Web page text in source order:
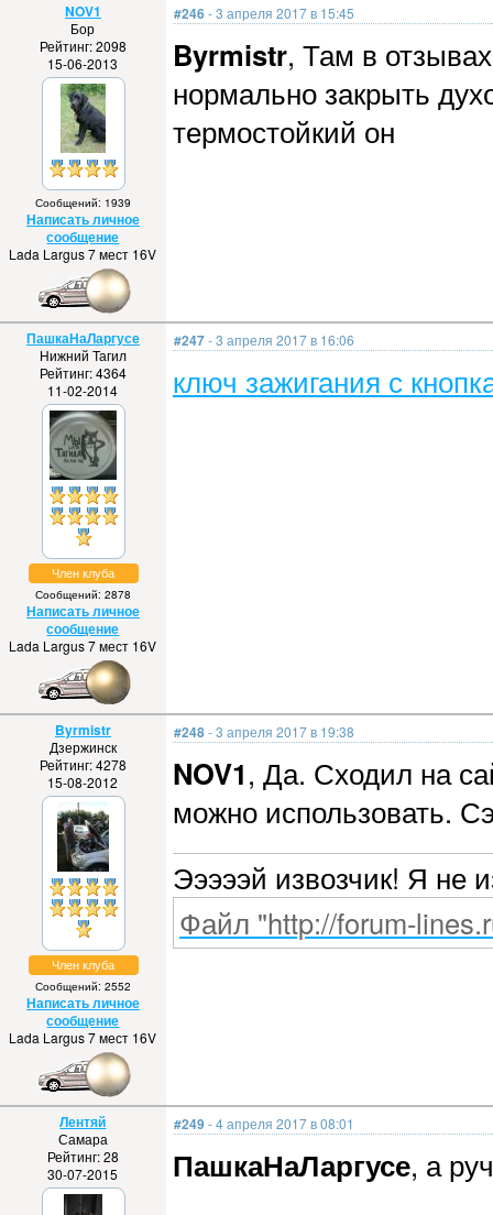
NOV1
Бор
Рейтинг: 2098
15-06-2013
Сообщений: 1939
Написать личное
сообщение
Lada Largus 7 мест 16V
#246- 3 апреля 2017 в 15:45
Byrmistr, Там в
нормально закрыть
термостойкий он
ПашкаНаЛаргусе
Нижний Тагил
Рейтинг: 4364
11-02-2014
Член клуба
Сообщений: 2878
Написать личное
сообщение
Lada Largus 7 мест 16V
#247- 3 апреля 2017 в 16:06
ключ зажигания с
Byrmistr
Дзержинск
Рейтинг: 4278
15-08-2012
Член клуба
Сообщений: 2552
Написать личное
сообщение
Lada Largus 7 мест 16V
#248- 3 апреля 2017 в 19:38
NOV1, Да. Сходил на
можно использовать.
Эээээй извозчик! Я не
Файл "http://forum-
Лентяй
Самара
Рейтинг: 28
30-07-2015
#249- 4 апреля 2017 в 08:01
ПашкаНаЛаргусе, а